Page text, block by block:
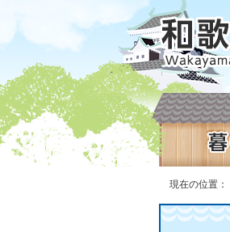
現在の位置：